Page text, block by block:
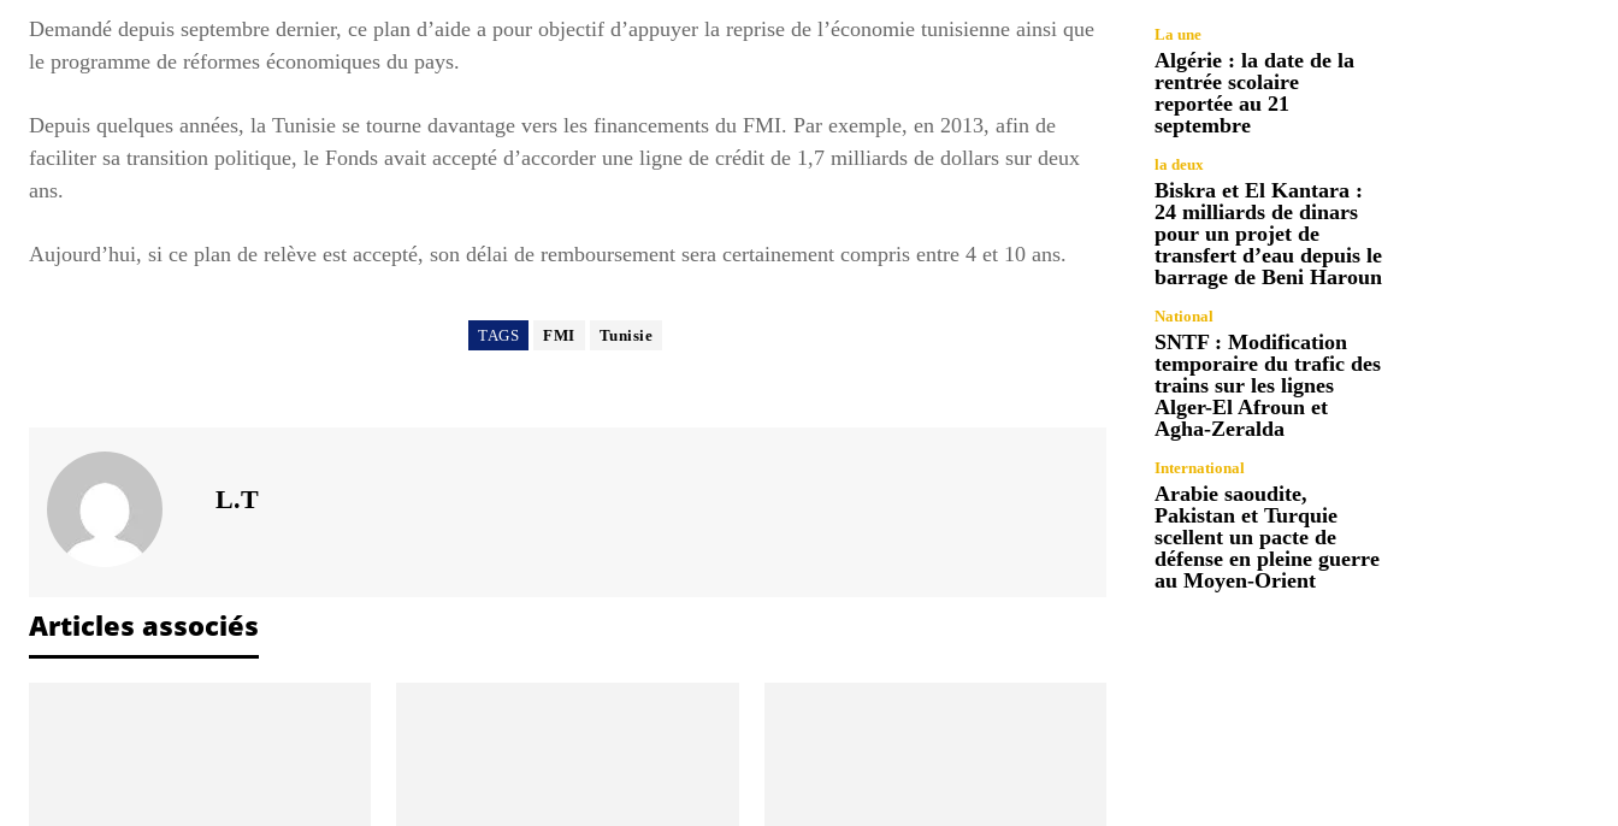
Demandé depuis septembre dernier, ce plan d’aide a pour objectif d’appuyer la reprise de l’économie tunisienne ainsi que
le programme de réformes économiques du pays.
Depuis quelques années, la Tunisie se tourne davantage vers les financements du FMI. Par exemple, en 2013, afin de
faciliter sa transition politique, le Fonds avait accepté d’accorder une ligne de crédit de 1,7 milliards de dollars sur deux
ans.
Aujourd’hui, si ce plan de relève est accepté, son délai de remboursement sera certainement compris entre 4 et 10 ans.
TAGS FMI Tunisie
L.T
Articles associés
La une
Algérie : la date de la
rentrée scolaire
reportée au 21
septembre
la deux
Biskra et El Kantara :
24 milliards de dinars
pour un projet de
transfert d’eau depuis le
barrage de Beni Haroun
National
SNTF : Modification
temporaire du trafic des
trains sur les lignes
Alger-El Afroun et
Agha-Zeralda
International
Arabie saoudite,
Pakistan et Turquie
scellent un pacte de
défense en pleine guerre
au Moyen-Orient